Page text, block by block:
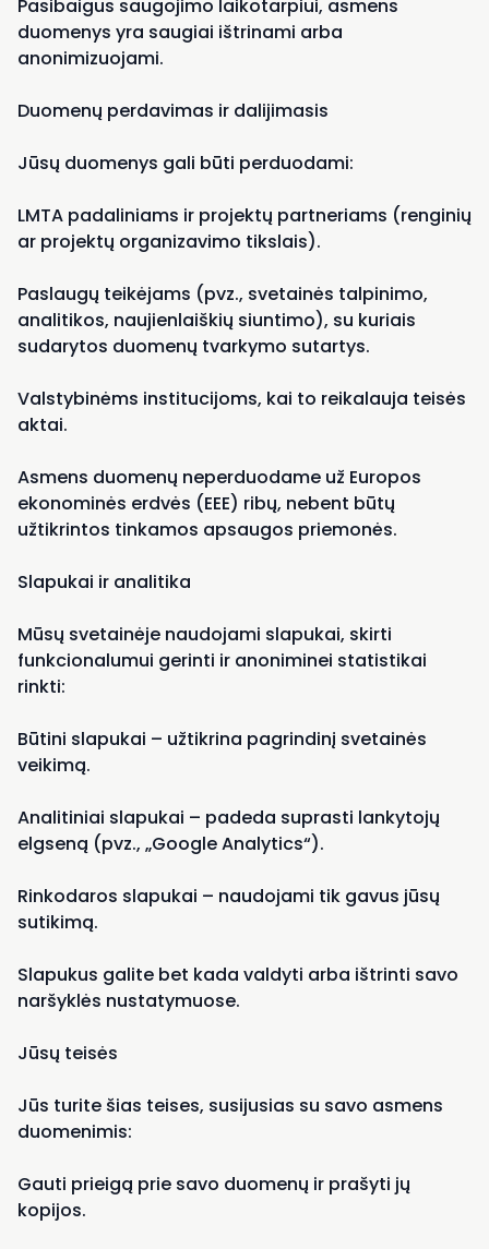
Pasibaigus saugojimo laikotarpiui, asmens
duomenys yra saugiai ištrinami arba
anonimizuojami.
Duomenų perdavimas ir dalijimasis
Jūsų duomenys gali būti perduodami:
LMTA padaliniams ir projektų partneriams (renginių
ar projektų organizavimo tikslais).
Paslaugų teikėjams (pvz., svetainės talpinimo,
analitikos, naujienlaiškių siuntimo), su kuriais
sudarytos duomenų tvarkymo sutartys.
Valstybinėms institucijoms, kai to reikalauja teisės
aktai.
Asmens duomenų neperduodame už Europos
ekonominės erdvės (EEE) ribų, nebent būtų
užtikrintos tinkamos apsaugos priemonės.
Slapukai ir analitika
Mūsų svetainėje naudojami slapukai, skirti
funkcionalumui gerinti ir anoniminei statistikai
rinkti:
Būtini slapukai – užtikrina pagrindinį svetainės
veikimą.
Analitiniai slapukai – padeda suprasti lankytojų
elgseną (pvz., „Google Analytics“).
Rinkodaros slapukai – naudojami tik gavus jūsų
sutikimą.
Slapukus galite bet kada valdyti arba ištrinti savo
naršyklės nustatymuose.
Jūsų teisės
Jūs turite šias teises, susijusias su savo asmens
duomenimis:
Gauti prieigą prie savo duomenų ir prašyti jų
kopijos.